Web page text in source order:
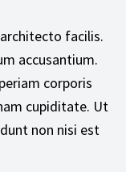
facilis.
accusantium.
corporis
cupiditate. Ut
non nisi est